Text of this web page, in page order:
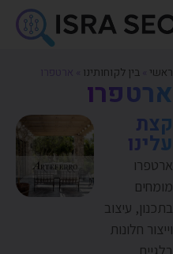
ראשי »בין לקוחותינו
ארטפרו
קצת
עלינו
ארטפרו
מומחים
בתכנון, עיצוב
וייצור חלונות